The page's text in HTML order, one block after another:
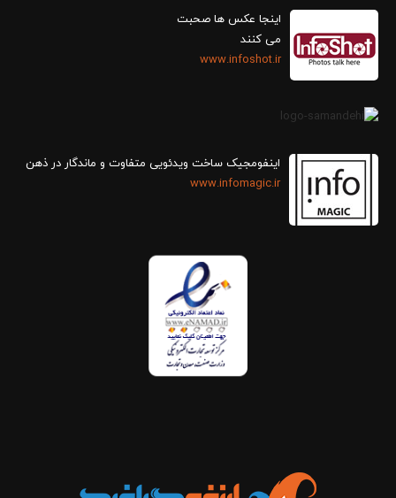
اینجا عکس ها صحبت
می کنند
www.infoshot.ir
اینفومجیک ساخت ویدئویی متفاوت و ماندگار در ذهن
www.infomagic.ir